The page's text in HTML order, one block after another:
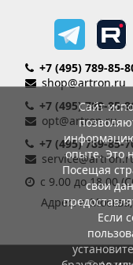
+7 (495) 789-85-
shop@artron.ru
+7 (495) 789-85-
opt@artron.ru
+7 (495) 789-85-
с 9.00 до 18.00
Адрес: г.
Сайт
опыте. Это
Посещая
свои
Если